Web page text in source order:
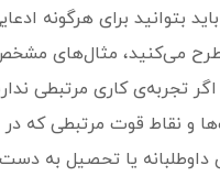
بتوانید برای هرگونه
می‌کنید، مثال‌های
تجربه‌ی کاری مرتبطی
و نقاط قوت مرتبطی که
داوطلبانه یا تحصیل به دست